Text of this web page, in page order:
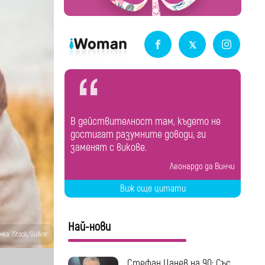
iStock/Guliver
В действителност там, където не
достигат разумните доводи, ги
заменят с викове.
Леонардо да Винчи
Виж още цитати
Най-нови